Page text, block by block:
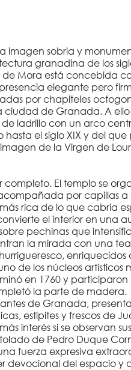
imagen sobria y
granadina de los
Mora está concebida
elegante pero
por chapiteles
de Granada. A
ladrillo con un arco
hasta el siglo XIX y del
de la Virgen de
El templo se
por capillas a
rica de lo que cabría
el interior en una
pechinas que
la mirada con una
de los núcleos artísticos
en 1760 y
la parte de madera.
de Granada,
estípites y frescos de
interés si se observan
de Pedro Duque
fuerza expresiva
devocional del espacio